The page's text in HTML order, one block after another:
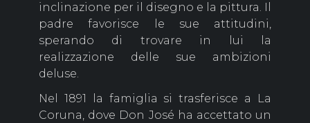
inclinazione per il disegno e la pittura. Il
padre favorisce le sue attitudini,
sperando di trovare in lui la
realizzazione delle sue ambizioni
deluse.
Nel 1891 la famiglia si trasferisce a La
Coruna, dove Don José ha accettato un